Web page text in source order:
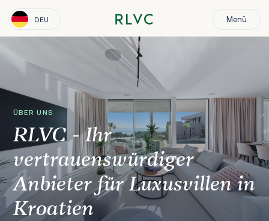
DEU Menü
ÜBER UNS
RLVC - Ihr
vertrauenswürdiger
Anbieter für Luxusvillen in
Kroatien